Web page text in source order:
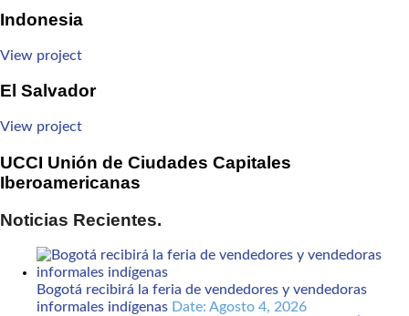
Indonesia
View project
El Salvador
View project
UCCI Unión de Ciudades Capitales
Iberoamericanas
Noticias Recientes.
Bogotá recibirá la feria de vendedores y vendedoras
informales indígenas Date: Agosto 4, 2026